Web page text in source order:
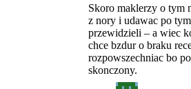
Skoro maklerzy o tym
z nory i udawac po
przewidzieli – a wiec
chce bzdur o braku
rozpowszechniac bo
skonczony.